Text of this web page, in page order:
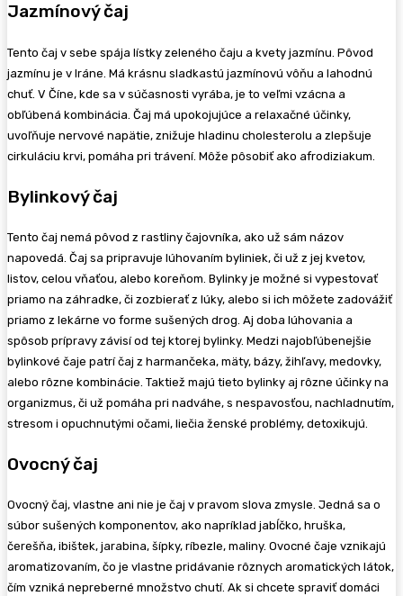
Jazmínový čaj
Tento čaj v sebe spája lístky zeleného čaju a kvety jazmínu. Pôvod
jazmínu je v Iráne. Má krásnu sladkastú jazmínovú vôňu a lahodnú
chuť. V Číne, kde sa v súčasnosti vyrába, je to veľmi vzácna a
obľúbená kombinácia. Čaj má upokojujúce a relaxačné účinky,
uvoľňuje nervové napätie, znižuje hladinu cholesterolu a zlepšuje
cirkuláciu krvi, pomáha pri trávení. Môže pôsobiť ako afrodiziakum.
Bylinkový čaj
Tento čaj nemá pôvod z rastliny čajovníka, ako už sám názov
napovedá. Čaj sa pripravuje lúhovaním byliniek, či už z jej kvetov,
listov, celou vňaťou, alebo koreňom. Bylinky je možné si vypestovať
priamo na záhradke, či zozbierať z lúky, alebo si ich môžete zadovážiť
priamo z lekárne vo forme sušených drog. Aj doba lúhovania a
spôsob prípravy závisí od tej ktorej bylinky. Medzi najobľúbenejšie
bylinkové čaje patrí čaj z harmančeka, mäty, bázy, žihľavy, medovky,
alebo rôzne kombinácie. Taktiež majú tieto bylinky aj rôzne účinky na
organizmus, či už pomáha pri nadváhe, s nespavosťou, nachladnutím,
stresom i opuchnutými očami, liečia ženské problémy, detoxikujú.
Ovocný čaj
Ovocný čaj, vlastne ani nie je čaj v pravom slova zmysle. Jedná sa o
súbor sušených komponentov, ako napríklad jabĺčko, hruška,
čerešňa, ibištek, jarabina, šípky, ríbezle, maliny. Ovocné čaje vznikajú
aromatizovaním, čo je vlastne pridávanie rôznych aromatických látok,
čím vzniká nepreberné množstvo chutí. Ak si chcete spraviť domáci